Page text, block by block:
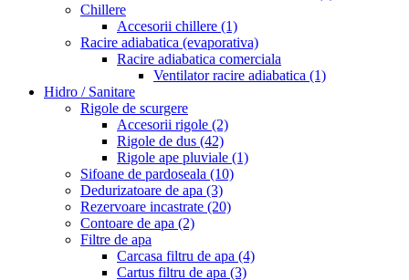
Chillere
Accesorii chillere (1)
Racire adiabatica (evaporativa)
Racire adiabatica comerciala
Ventilator racire adiabatica (1)
Hidro / Sanitare
Rigole de scurgere
Accesorii rigole (2)
Rigole de dus (42)
Rigole ape pluviale (1)
Sifoane de pardoseala (10)
Dedurizatoare de apa (3)
Rezervoare incastrate (20)
Contoare de apa (2)
Filtre de apa
Carcasa filtru de apa (4)
Cartus filtru de apa (3)